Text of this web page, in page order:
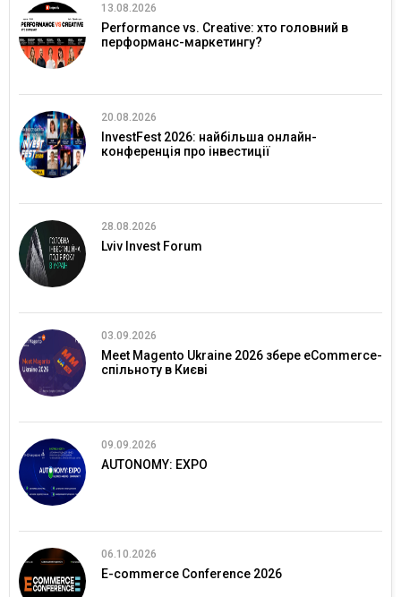
13.08.2026
Performance vs. Creative: хто головний в
перформанс-маркетингу?
20.08.2026
InvestFest 2026: найбільша онлайн-
конференція про інвестиції
28.08.2026
Lviv Invest Forum
03.09.2026
Meet Magento Ukraine 2026 збере eCommerce-
спільноту в Києві
09.09.2026
AUTONOMY: EXPO
06.10.2026
E-commerce Conference 2026